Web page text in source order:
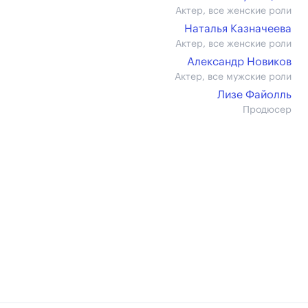
Актер, все женские роли
Наталья Казначеева
Актер, все женские роли
Александр Новиков
Актер, все мужские роли
Лизе Файолль
Продюсер